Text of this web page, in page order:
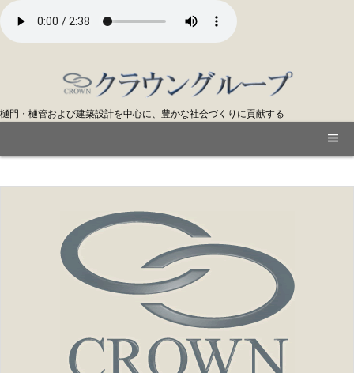
樋門・樋管および建築設計を中心に、豊かな社会づくりに貢献する